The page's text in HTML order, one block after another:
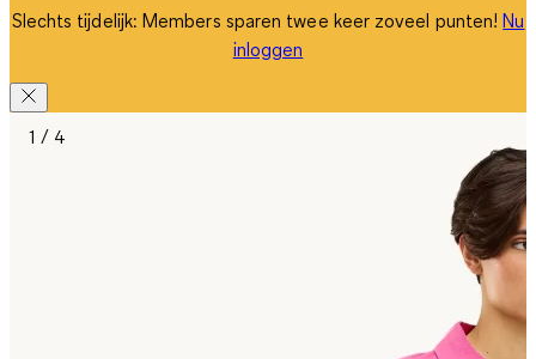
Slechts tijdelijk: Members sparen twee keer zoveel punten!Nu
inloggen
1 / 4